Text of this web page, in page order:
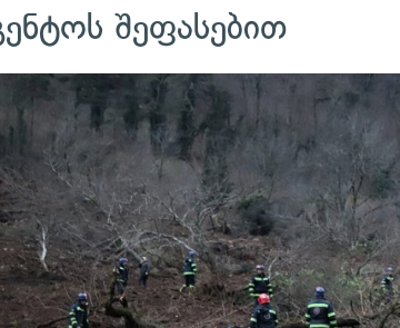
შეფასებით